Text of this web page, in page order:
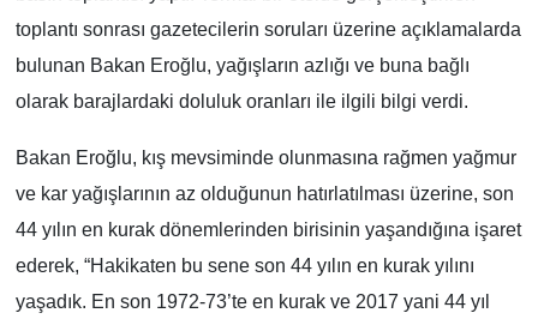
toplantı sonrası gazetecilerin soruları üzerine açıklamalarda
bulunan Bakan Eroğlu, yağışların azlığı ve buna bağlı
olarak barajlardaki doluluk oranları ile ilgili bilgi verdi.
Bakan Eroğlu, kış mevsiminde olunmasına rağmen yağmur
ve kar yağışlarının az olduğunun hatırlatılması üzerine, son
44 yılın en kurak dönemlerinden birisinin yaşandığına işaret
ederek, “Hakikaten bu sene son 44 yılın en kurak yılını
yaşadık. En son 1972-73’te en kurak ve 2017 yani 44 yıl